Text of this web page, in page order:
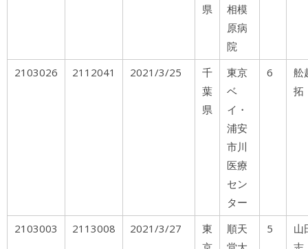
県
相模
原病
院
2103026 2112041 2021/3/25
千
葉
県
東京
ベ
イ・
浦安
市川
医療
セン
ター
6
拓
2103003 2113008 2021/3/27
東
順天
5
山